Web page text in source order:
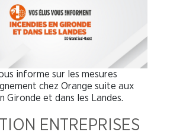
informe sur les mesures
chez Orange suite aux
Gironde et dans les Landes.
ENTREPRISES